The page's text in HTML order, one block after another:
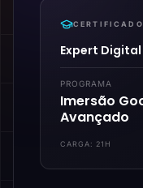
Expert Digital
PROGRAMA
Imersão
Avançado
CARGA: 21H